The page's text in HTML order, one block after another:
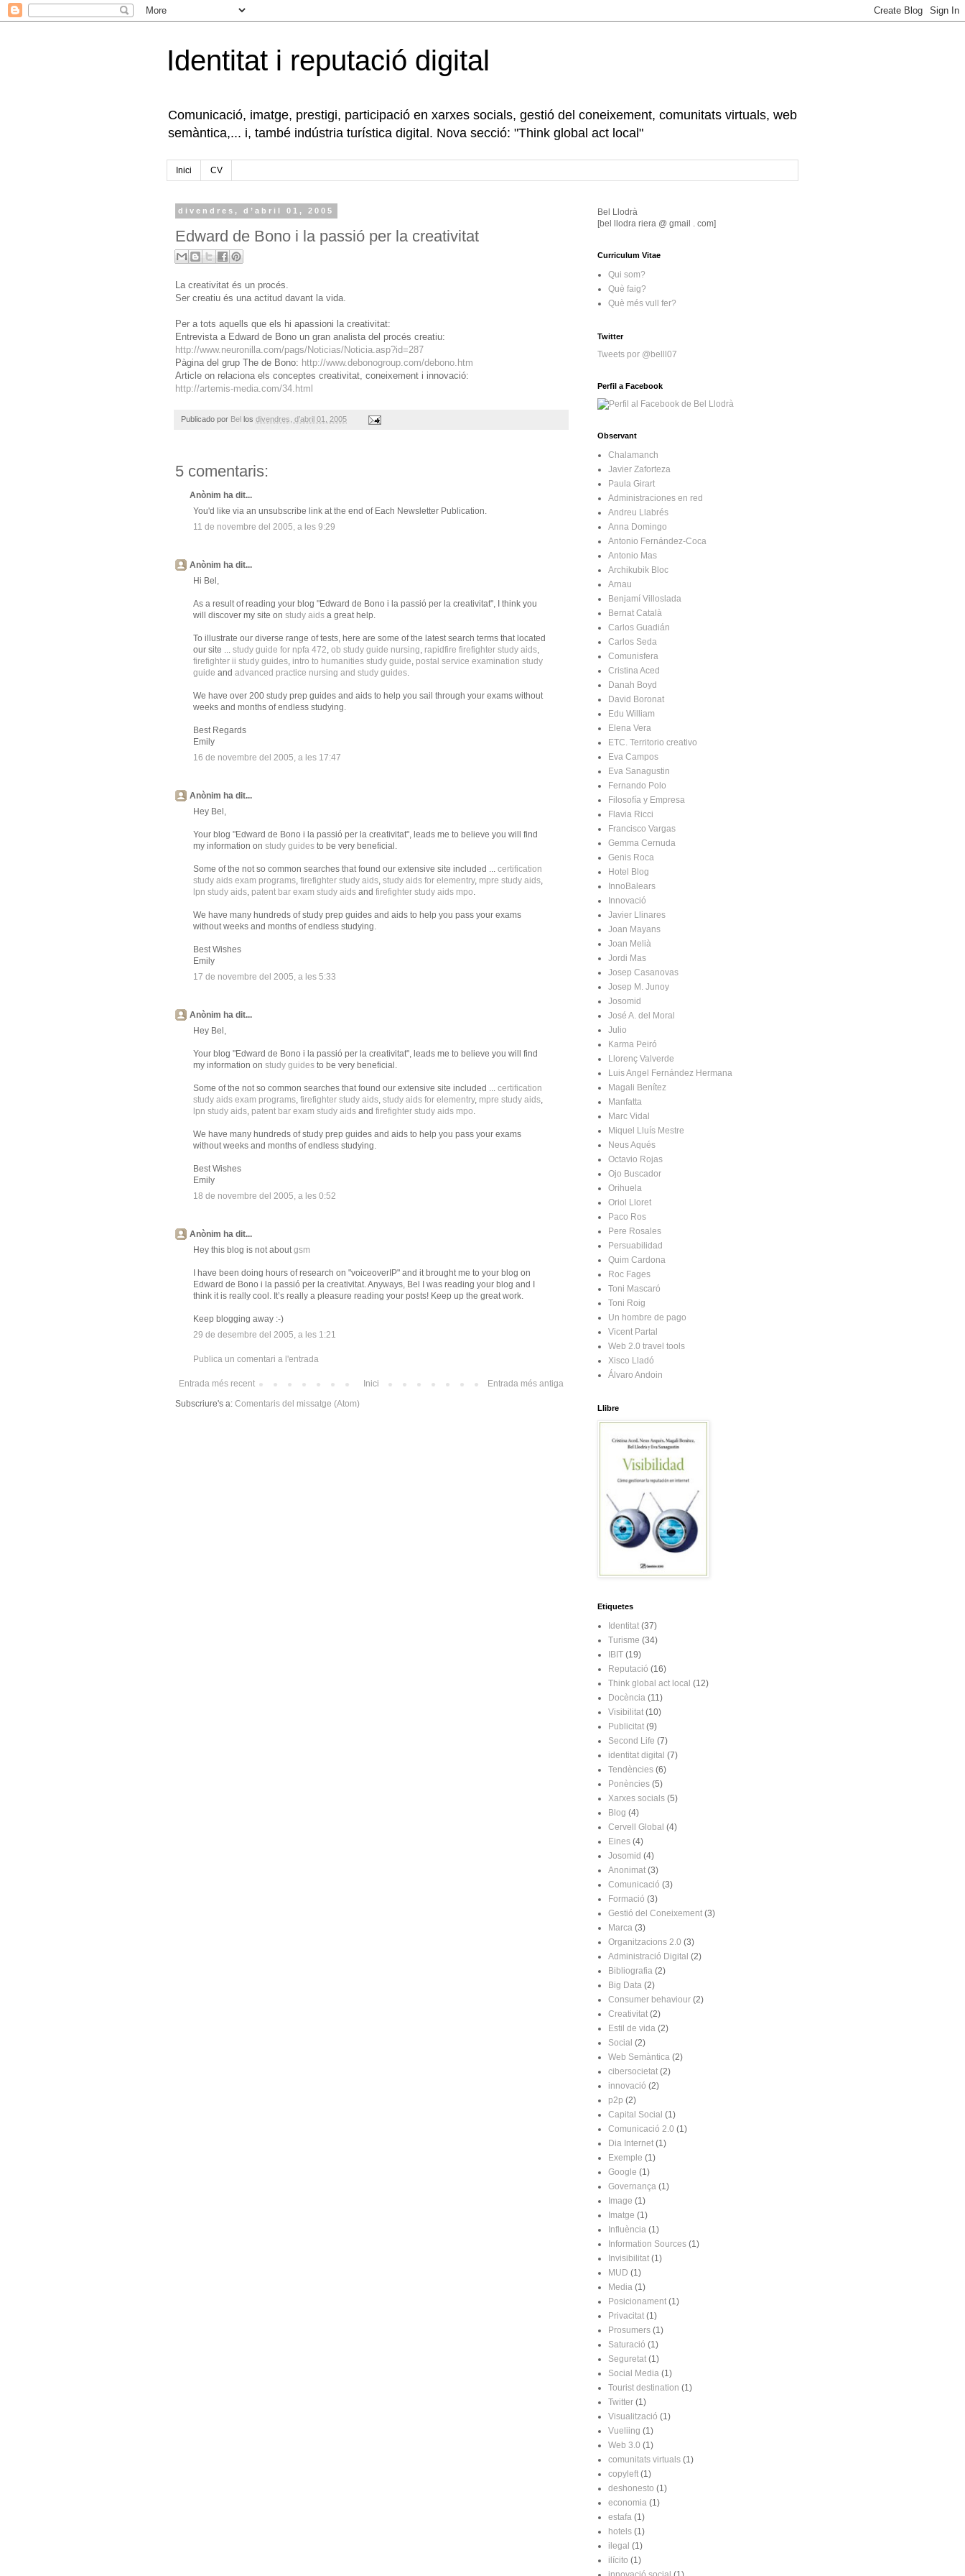
Identitat i reputació digital
Comunicació, imatge, prestigi, participació en xarxes socials, gestió del coneixement, comunitats virtuals, web
semàntica,... i, també indústria turística digital. Nova secció: "Think global act local"
Inici CV
divendres, d’abril 01, 2005
Edward de Bono i la passió per la creativitat
La creativitat és un procés.
Ser creatiu és una actitud davant la vida.
Per a tots aquells que els hi apassioni la creativitat:
Entrevista a Edward de Bono un gran analista del procés creatiu:
http://www.neuronilla.com/pags/Noticias/Noticia.asp?id=287
Pàgina del grup The de Bono: http://www.debonogroup.com/debono.htm
Article on relaciona els conceptes creativitat, coneixement i innovació:
http://artemis-media.com/34.html
Publicado por Bel los divendres, d’abril 01, 2005
5 comentaris:
Anònim ha dit...
You'd like via an unsubscribe link at the end of Each Newsletter Publication.
11 de novembre del 2005, a les 9:29
Anònim ha dit...
Hi Bel,
As a result of reading your blog "Edward de Bono i la passió per la creativitat", I think you
will discover my site on study aids a great help.
To illustrate our diverse range of tests, here are some of the latest search terms that located
our site ... study guide for npfa 472, ob study guide nursing, rapidfire firefighter study aids,
firefighter ii study guides, intro to humanities study guide, postal service examination study
guide and advanced practice nursing and study guides.
We have over 200 study prep guides and aids to help you sail through your exams without
weeks and months of endless studying.
Best Regards
Emily
16 de novembre del 2005, a les 17:47
Anònim ha dit...
Hey Bel,
Your blog "Edward de Bono i la passió per la creativitat", leads me to believe you will find
my information on study guides to be very beneficial.
Some of the not so common searches that found our extensive site included ... certification
study aids exam programs, firefighter study aids, study aids for elementry, mpre study aids,
lpn study aids, patent bar exam study aids and firefighter study aids mpo.
We have many hundreds of study prep guides and aids to help you pass your exams
without weeks and months of endless studying.
Best Wishes
Emily
17 de novembre del 2005, a les 5:33
Anònim ha dit...
Hey Bel,
Your blog "Edward de Bono i la passió per la creativitat", leads me to believe you will find
my information on study guides to be very beneficial.
Some of the not so common searches that found our extensive site included ... certification
study aids exam programs, firefighter study aids, study aids for elementry, mpre study aids,
lpn study aids, patent bar exam study aids and firefighter study aids mpo.
We have many hundreds of study prep guides and aids to help you pass your exams
without weeks and months of endless studying.
Best Wishes
Emily
18 de novembre del 2005, a les 0:52
Anònim ha dit...
Hey this blog is not aboutgsm
I have been doing hours of research on "voiceoverIP" and it brought me to your blog on
Edward de Bono i la passió per la creativitat. Anyways, Bel I was reading your blog and I
think it is really cool. It’s really a pleasure reading your posts! Keep up the great work.
Keep blogging away :-)
29 de desembre del 2005, a les 1:21
Publica un comentari a l'entrada
Entrada més recent Entrada més antiga
Inici
Subscriure's a: Comentaris del missatge (Atom)
Bel Llodrà
[bel llodra riera @ gmail . com]
Curriculum Vitae
Qui som?
Què faig?
Què més vull fer?
Twitter
Tweets por @belll07
Perfil a Facebook
Observant
Chalamanch
Javier Zaforteza
Paula Girart
Administraciones en red
Andreu Llabrés
Anna Domingo
Antonio Fernández-Coca
Antonio Mas
Archikubik Bloc
Arnau
Benjamí Villoslada
Bernat Català
Carlos Guadián
Carlos Seda
Comunisfera
Cristina Aced
Danah Boyd
David Boronat
Edu William
Elena Vera
ETC. Territorio creativo
Eva Campos
Eva Sanagustin
Fernando Polo
Filosofía y Empresa
Flavia Ricci
Francisco Vargas
Gemma Cernuda
Genis Roca
Hotel Blog
InnoBalears
Innovació
Javier Llinares
Joan Mayans
Joan Melià
Jordi Mas
Josep Casanovas
Josep M. Junoy
Josomid
José A. del Moral
Julio
Karma Peiró
Llorenç Valverde
Luis Angel Fernández Hermana
Magali Benítez
Manfatta
Marc Vidal
Miquel Lluís Mestre
Neus Aqués
Octavio Rojas
Ojo Buscador
Orihuela
Oriol Lloret
Paco Ros
Pere Rosales
Persuabilidad
Quim Cardona
Roc Fages
Toni Mascaró
Toni Roig
Un hombre de pago
Vicent Partal
Web 2.0 travel tools
Xisco Lladó
Álvaro Andoin
Llibre
Etiquetes
Identitat (37)
Turisme (34)
IBIT (19)
Reputació (16)
Think global act local (12)
Docència (11)
Visibilitat (10)
Publicitat (9)
Second Life (7)
identitat digital (7)
Tendències (6)
Ponències (5)
Xarxes socials (5)
Blog (4)
Cervell Global (4)
Eines (4)
Josomid (4)
Anonimat (3)
Comunicació (3)
Formació (3)
Gestió del Coneixement (3)
Marca (3)
Organitzacions 2.0 (3)
Administració Digital (2)
Bibliografia (2)
Big Data (2)
Consumer behaviour (2)
Creativitat (2)
Estil de vida (2)
Social (2)
Web Semàntica (2)
cibersocietat (2)
innovació (2)
p2p (2)
Capital Social (1)
Comunicació 2.0 (1)
Dia Internet (1)
Exemple (1)
Google (1)
Governança (1)
Image (1)
Imatge (1)
Influència (1)
Information Sources (1)
Invisibilitat (1)
MUD (1)
Media (1)
Posicionament (1)
Privacitat (1)
Prosumers (1)
Saturació (1)
Seguretat (1)
Social Media (1)
Tourist destination (1)
Twitter (1)
Visualització (1)
Vueliing (1)
Web 3.0 (1)
comunitats virtuals (1)
copyleft (1)
deshonesto (1)
economia (1)
estafa (1)
hotels (1)
ilegal (1)
ilícito (1)